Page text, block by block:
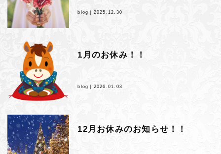
blog｜ 2025.12.30
1月のお休み！！
blog｜ 2026.01.03
12月お休みのお知らせ！！